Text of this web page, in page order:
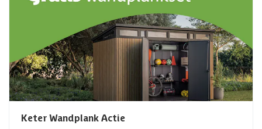
Keter Wandplank Actie